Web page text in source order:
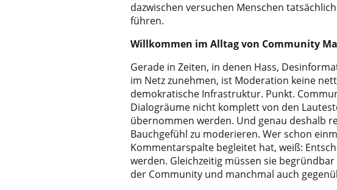
dazwischen versuchen Menschen
führen.
Willkommen im Alltag von Community
Gerade in Zeiten, in denen Hass,
im Netz zunehmen, ist Moderation keine
demokratische Infrastruktur. Punkt.
Dialogräume nicht komplett von den
übernommen werden. Und genau deshalb
Bauchgefühl zu moderieren. Wer schon
Kommentarspalte begleitet hat, weiß:
werden. Gleichzeitig müssen sie
der Community und manchmal auch